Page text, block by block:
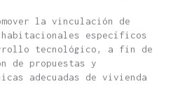
la vinculación de
específicos
tecnológico, a fin de
de propuestas y
adecuadas de vivienda